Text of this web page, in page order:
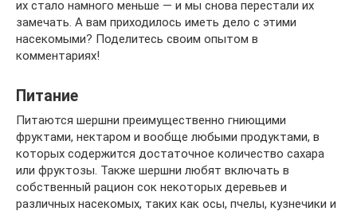
их стало намного меньше — и мы снова перестали их
замечать. А вам приходилось иметь дело с этими
насекомыми? Поделитесь своим опытом в
комментариях!
Питание
Питаются шершни преимущественно гниющими
фруктами, нектаром и вообще любыми продуктами, в
которых содержится достаточное количество сахара
или фруктозы. Также шершни любят включать в
собственный рацион сок некоторых деревьев и
различных насекомых, таких как осы, пчелы, кузнечики и